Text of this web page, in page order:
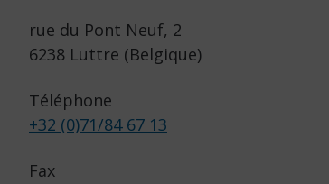
rue du Pont Neuf, 2
6238 Luttre (Belgique)
Téléphone
+32 (0)71/84 67 13
Fax